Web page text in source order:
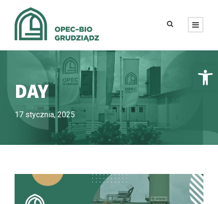
Otwórz pasek narzędzi
DAY
17 stycznia, 2025